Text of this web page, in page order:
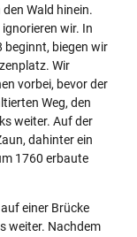
Wald hinein.
wir. In
beginnt, biegen wir
Wir
vorbei, bevor der
Weg, den
weiter. Auf der
dahinter ein
1760 erbaute
einer Brücke
weiter. Nachdem